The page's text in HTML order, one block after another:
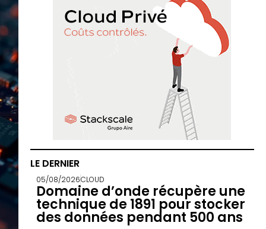
LE DERNIER
05/08/2026CLOUD
Domaine d’onde récupère une
technique de 1891 pour stocker
des données pendant 500 ans